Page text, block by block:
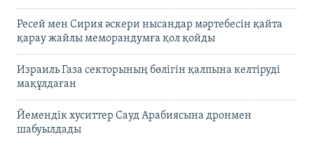
Ресей мен Сирия әскери нысандар мәртебесін қайта
қарау жайлы меморандумға қол қойды
Израиль Газа секторының бөлігін қалпына келтіруді
мақұлдаған
Йемендік хуситтер Сауд Арабиясына дронмен
шабуылдады